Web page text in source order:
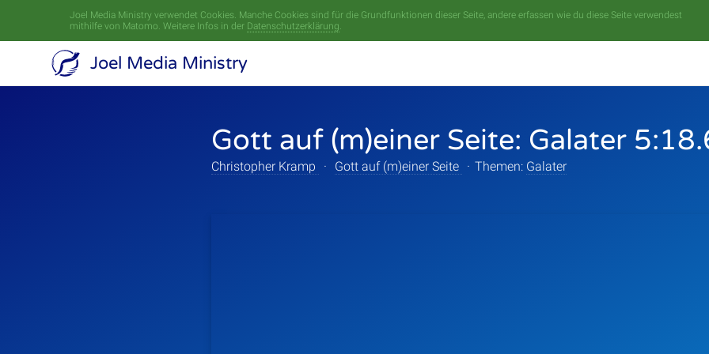
Joel Media Ministry verwendet Cookies. Manche Cookies sind für die Grundfunktionen dieser Seite, andere erfassen wie du diese Seite verwendest
mithilfe von Matomo. Weitere Infos in der Datenschutzerklärung.
Joel Media Ministry
Gott auf (m)einer Seite: Galater
Christopher Kramp · Gott auf (m)einer Seite · Themen: Galater